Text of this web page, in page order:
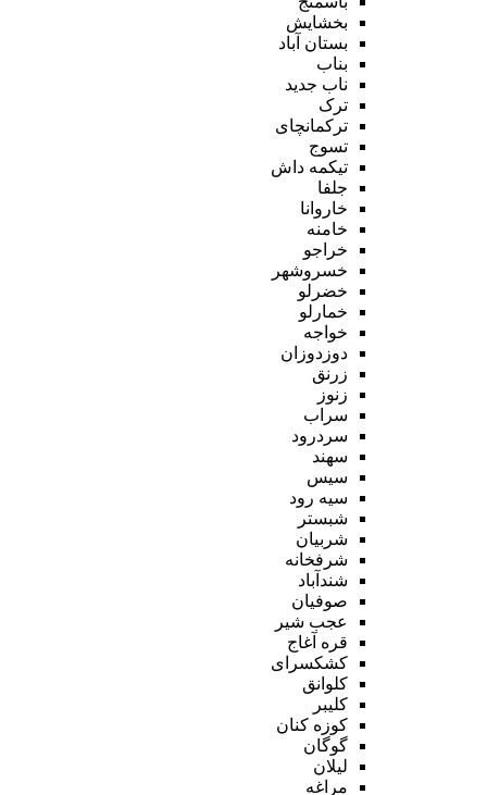
بخشایش
بستان آباد
بناب
ناب جدید
ترک
ترکمانچای
تسوج
تیکمه داش
جلفا
خاروانا
خامنه
خراجو
خسروشهر
خضرلو
خمارلو
خواجه
دوزدوزان
زرنق
زنوز
سراب
سردرود
سهند
سیس
سیه رود
شبستر
شربیان
شرفخانه
شندآباد
صوفیان
عجب شیر
قره آغاج
کشکسرای
کلوانق
کلیبر
کوزه کنان
گوگان
لیلان
مراغه